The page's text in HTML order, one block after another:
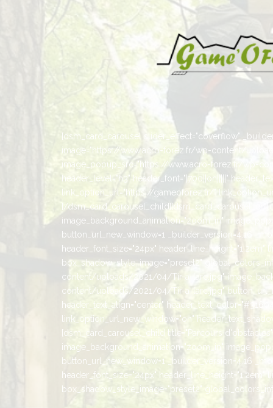
[dsm_card_carousel slider_effect="coverflow"
image="https://www.acro-forez.fr/wp-content/
image_popup_src="https://www.acro-forez.fr/wp-
header_level="h3" header_font="|700||on|||||"
link_option_url="https://gameoforez.fr/"
[/
image_background_animation="zoom_in"
button_url_new_window=1 _builder_version=4.16
header_font_size="24px"
box_shadow_style_image="preset2"
content/uploads/2021/04/Tir-a-larc.jpg"
content/uploads/2021/04/Tir-a-larc.jpg"
header_text_align="center"
link_option_url_new_window="on"
[dsm_card_carousel_child title="Parcours
image_background_animation="zoom_in"
button_url_new_window=1 _builder_version=4.16
header_font_size="24px"
box_shadow_style_image="preset2"